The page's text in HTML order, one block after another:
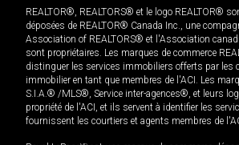
REALTOR®, REALTORS® et le logo REALTOR®
déposées de REALTOR® Canada Inc., une
Association of REALTORS® et l'Association
sont propriétaires. Les marques de commerce
distinguer les services immobiliers offerts par les
immobilier en tant que membres de l'ACI. Les
S.I.A.® /MLS®, Service inter-agences®, et leurs
propriété de l'ACI, et ils servent à identifier les
fournissent les courtiers et agents membres de